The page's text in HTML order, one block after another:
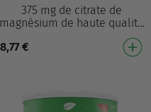
375 mg de citrate de
magnésium de haute qualité
— 100 % de vos besoins
quotidiens Avec inuline :
source de fibres Contr…
8,77€